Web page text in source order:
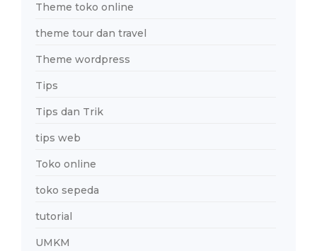
Theme toko online
theme tour dan travel
Theme wordpress
Tips
Tips dan Trik
tips web
Toko online
toko sepeda
tutorial
UMKM